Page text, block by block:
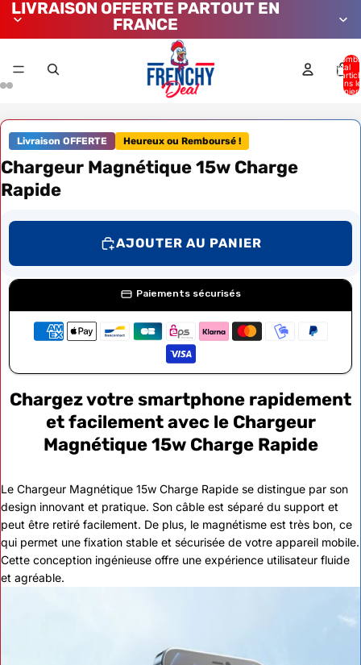
LIVRAISON OFFERTE PARTOUT EN
FRANCE
total
dans le
Livraison OFFERTE Heureux ou Remboursé !
Chargeur Magnétique 15w Charge
Rapide
AJOUTER AU PANIER
Paiements sécurisés
Chargez votre smartphone rapidement
et facilement avec le Chargeur
Magnétique 15w Charge Rapide
Le Chargeur Magnétique 15w Charge Rapide se distingue par son
design innovant et pratique. Son câble est séparé du support et
peut être retiré facilement. De plus, le magnétisme est très bon, ce
qui permet une fixation stable et sécurisée de votre appareil mobile.
Cette conception ingénieuse offre une expérience utilisateur fluide
et agréable.